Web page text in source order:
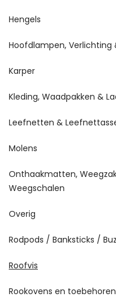
Hengels
Hoofdlampen, Verlichting
Karper
Kleding, Waadpakken &
Leefnetten &
Molens
Onthaakmatten,
Weegschalen
Overig
Rodpods / Banksticks /
Roofvis
Rookovens en toebehoren